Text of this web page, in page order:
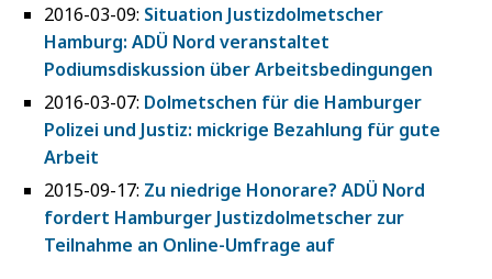
2016-03-09: Situation Justizdolmetscher
Hamburg: ADÜ Nord veranstaltet
Podiumsdiskussion über Arbeitsbedingungen
2016-03-07: Dolmetschen für die Hamburger
Polizei und Justiz: mickrige Bezahlung für gute
Arbeit
2015-09-17: Zu niedrige Honorare? ADÜ Nord
fordert Hamburger Justizdolmetscher zur
Teilnahme an Online-Umfrage auf